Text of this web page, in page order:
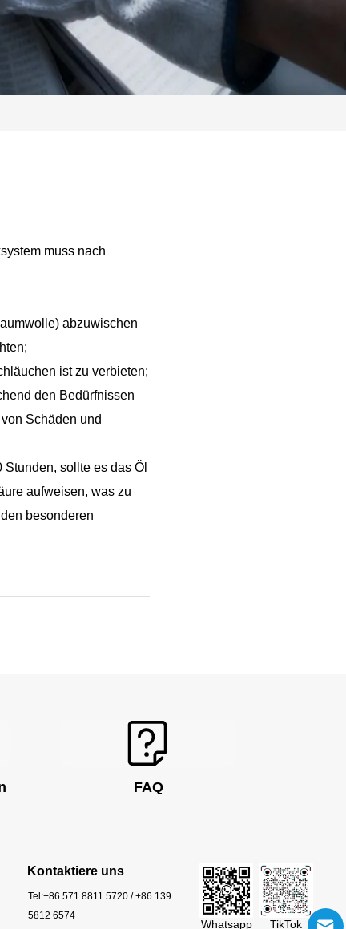
muss nach
abzuwischen
ist zu verbieten;
den Bedürfnissen
Schäden und
sollte es das Öl
aufweisen, was zu
besonderen
FAQ
Kontaktiere uns
Tel:+86 571 8811 5720 / +86 139
5812 6574
Whatsapp TikTok